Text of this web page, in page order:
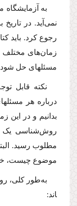
به آزمایشگاه
نمی‌آید. در
رجوع کرد. باید
زمان‌های
مسئله­ای حل
نکته قابل
درباره هر
بدانیم و در این
روش‌شناسی یک
مطلوب رسید.
موضوع چیست،
اند: